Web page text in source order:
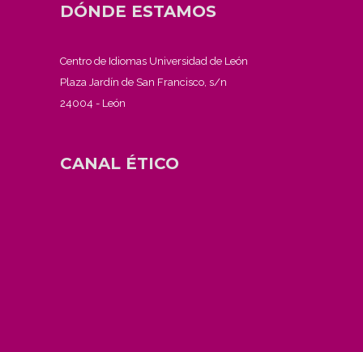
DÓNDE ESTAMOS
Centro de Idiomas Universidad de León
Plaza Jardín de San Francisco, s/n
24004 - León
CANAL ÉTICO